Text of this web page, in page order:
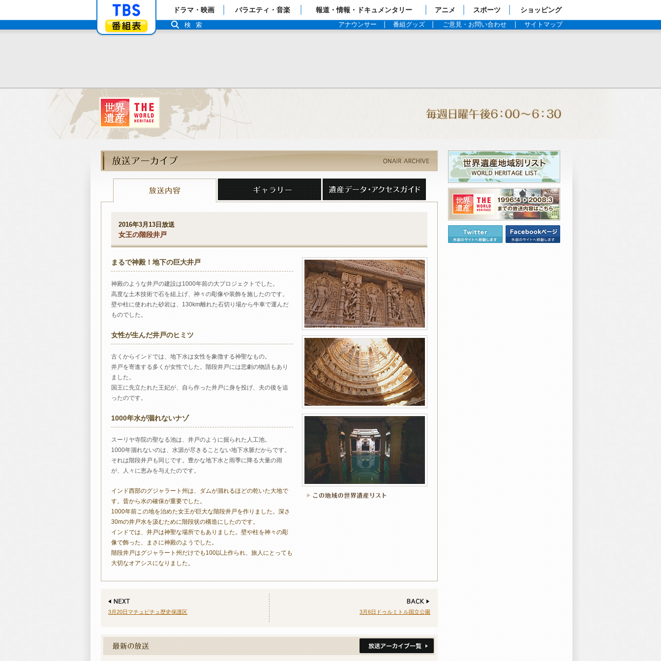
「TBSテレビ」トップページ
番組表
ドラマ・映画 バラエティ・音楽 報道・情報・ドキュメンタリー アニメ スポーツ ショッピング
アナウンサー 番組グッズ ご意見・お問い合わせ サイトマップ
検索
2016年3月13日放送
女王の階段井戸
まるで神殿！地下の巨大井戸
神殿のような井戸の建設は1000年前の大プロジェクトでした。
高度な土木技術で石を組上げ、神々の彫像や装飾を施したのです。
壁や柱に使われた砂岩は、130km離れた石切り場から牛車で運んだ
ものでした。
女性が生んだ井戸のヒミツ
古くからインドでは、地下水は女性を象徴する神聖なもの。
井戸を寄進する多くが女性でした。階段井戸には悲劇の物語もあり
ました。
国王に先立たれた王妃が、自ら作った井戸に身を投げ、夫の後を追
ったのです。
1000年水が涸れないナゾ
スーリヤ寺院の聖なる池は、井戸のように掘られた人工池。
1000年涸れないのは、水源が尽きることない地下水脈だからです。
それは階段井戸も同じです。豊かな地下水と雨季に降る大量の雨
が、人々に恵みを与えたのです。
インド西部のグジャラート州は、ダムが涸れるほどの乾いた大地で
す。昔から水の確保が重要でした。
1000年前この地を治めた女王が巨大な階段井戸を作りました。深さ
30mの井戸水を汲むために階段状の構造にしたのです。
インドでは、井戸は神聖な場所でもありました。壁や柱を神々の彫
像で飾った、まさに神殿のようでした。
階段井戸はグジャラート州だけでも100以上作られ、旅人にとっても
大切なオアシスになりました。
3月20日マチュピチュ歴史保護区 3月6日ドゥルミトル国立公園